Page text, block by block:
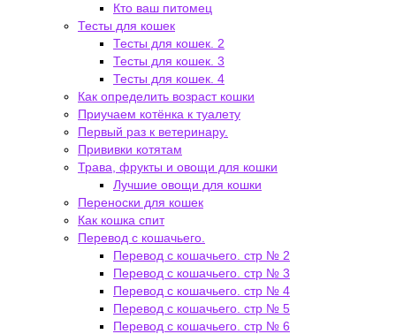
Кто ваш питомец
Тесты для кошек
Тесты для кошек. 2
Тесты для кошек. 3
Тесты для кошек. 4
Как определить возраст кошки
Приучаем котёнка к туалету
Первый раз к ветеринару.
Прививки котятам
Трава, фрукты и овощи для кошки
Лучшие овощи для кошки
Переноски для кошек
Как кошка спит
Перевод с кошачьего.
Перевод с кошачьего. стр № 2
Перевод с кошачьего. стр № 3
Перевод с кошачьего. стр № 4
Перевод с кошачьего. стр № 5
Перевод с кошачьего. стр № 6